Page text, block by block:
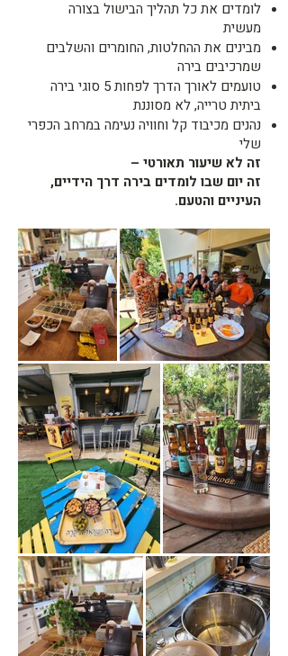
לומדים את כל תהליך הבישול בצורה
מעשית
מבינים את ההחלטות, החומרים והשלבים
שמרכיבים בירה
טועמים לאורך הדרך לפחות 5 סוגי בירה
ביתית טרייה, לא מסוננת
נהנים מכיבוד קל וחוויה נעימה במרחב הכפרי
שלי
זה לא שיעור תאורטי –
זה יום שבו לומדים בירה דרך הידיים,
העיניים והטעם.